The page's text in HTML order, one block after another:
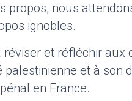
propos, nous
ignobles.
réviser et réfléchir
palestinienne et à son
en France.